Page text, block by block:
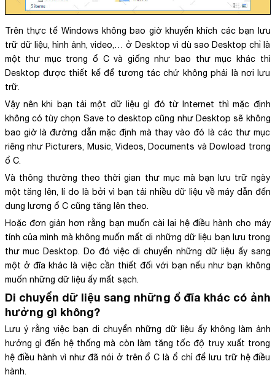
Trên thực tế Windows không bao giờ khuyến khích các bạn lưu
trữ dữ liệu, hình ảnh, video,… ở Desktop vì dù sao Desktop chỉ là
một thư mục trong ổ C và giống như bao thư mục khác thì
Desktop được thiết kế để tương tác chứ không phải là nơi lưu
trữ.
Vậy nên khi bạn tải một dữ liệu gì đó từ Internet thì mặc định
không có tùy chọn Save to desktop cũng như Desktop sẽ không
bao giờ là đường dẫn mặc định mà thay vào đó là các thư mục
riêng như Picturers, Music, Videos, Documents và Dowload trong
ổ C.
Và thông thường theo thời gian thư mục mà bạn lưu trữ ngày
một tăng lên, lí do là bởi vì bạn tải nhiều dữ liệu về máy dẫn đến
dung lương ổ C cũng tăng lên theo.
Hoặc đơn giản hơn rằng bạn muốn cài lại hệ điều hành cho máy
tính của mình mà không muốn mất di những dữ liệu bạn lưu trong
thư muc Desktop. Do đó việc di chuyển những dữ liệu ấy sang
một ở đĩa khác là việc cần thiết đối với bạn nếu như bạn không
muốn những dữ liệu ấy mất sạch.
Di chuyển dữ liệu sang những ổ đĩa khác có ảnh
hưởng gì không?
Lưu ý rằng việc bạn di chuyển những dữ liệu ấy không làm ảnh
hưởng gì đến hệ thống mà còn làm tăng tốc độ truy xuất trong
hệ điều hành vì như đã nói ở trên ổ C là ổ chỉ để lưu trữ hệ điều
hành.